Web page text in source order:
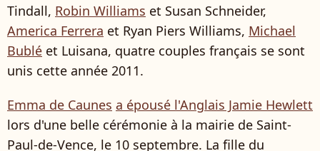
Tindall, Robin Williams et Susan Schneider,
America Ferrera et Ryan Piers Williams, Michael
Bublé et Luisana, quatre couples français se sont
unis cette année 2011.
Emma de Caunes a épousé l'Anglais Jamie Hewlett
lors d'une belle cérémonie à la mairie de Saint-
Paul-de-Vence, le 10 septembre. La fille du